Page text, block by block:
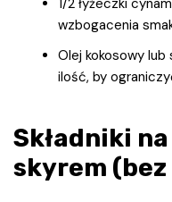
wzbogacenia
Olej kokosowy lub
ilość, by
Składniki
skyrem (bez